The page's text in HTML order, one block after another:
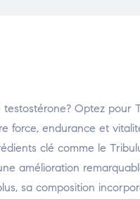
testostérone? Optez pour
force, endurance et
clé comme le
amélioration
sa composition